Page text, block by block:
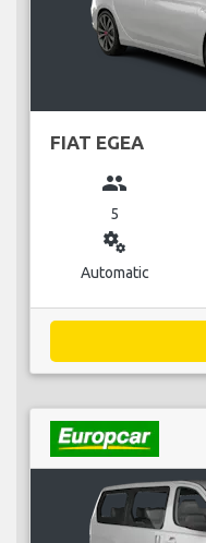
FIAT EGEA
group
5
miscellaneous_services
Automatic